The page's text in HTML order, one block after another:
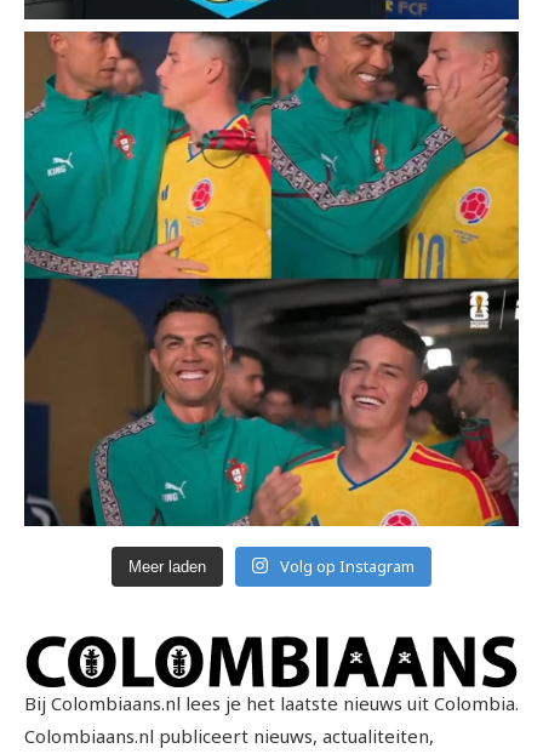
Meer laden Volg op Instagram
Bij Colombiaans.nl lees je het laatste nieuws uit Colombia.
Colombiaans.nl publiceert nieuws, actualiteiten,